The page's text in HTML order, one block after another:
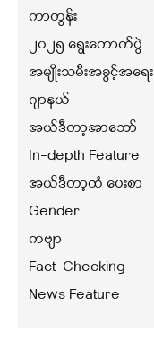
ကာတွန်း
၂၀၂၅ ရွေးကောက်ပွဲ
အမျိုးသမီးအခွင့်အရေး
ဂျာနယ်
အယ်ဒီတာ့အာဘော်
In-depth Feature
အယ်ဒီတာ့ထံ ပေးစာ
Gender
ကဗျာ
Fact-Checking
News Feature